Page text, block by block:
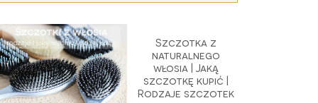
Szczotka z
naturalnego
włosia | Jaką
szczotkę kupić |
Rodzaje szczotek